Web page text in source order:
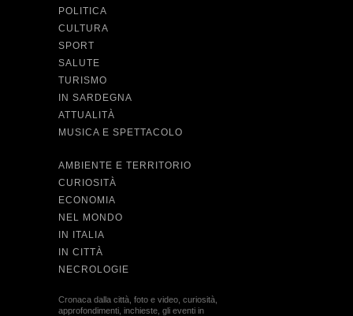
POLITICA
CULTURA
SPORT
SALUTE
TURISMO
IN SARDEGNA
ATTUALITÀ
MUSICA E SPETTACOLO
AMBIENTE E TERRITORIO
CURIOSITÀ
ECONOMIA
NEL MONDO
IN ITALIA
IN CITTÀ
NECROLOGIE
Cronaca dalla città, foto e video, curiosità,
approfondimenti, inchieste, gli eventi in